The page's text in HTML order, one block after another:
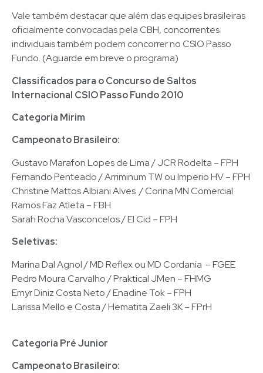
Vale também destacar que além das equipes brasileiras
oficialmente convocadas pela CBH, concorrentes
individuais também podem concorrer no CSIO Passo
Fundo. (Aguarde em breve o programa)
Classificados para o Concurso de Saltos
Internacional CSIO Passo Fundo 2010
Categoria Mirim
Campeonato Brasileiro:
Gustavo Marafon Lopes de Lima / JCR Rodelta – FPH
Fernando Penteado / Arriminum TW ou Imperio HV – FPH
Christine Mattos Albiani Alves / Corina MN Comercial
Ramos Faz Atleta – FBH
Sarah Rocha Vasconcelos / El Cid – FPH
Seletivas:
Marina Dal Agnol / MD Reflex ou MD Cordania – FGEE
Pedro Moura Carvalho / Praktical JMen – FHMG
Emyr Diniz Costa Neto / Enadine Tok – FPH
Larissa Mello e Costa / Hematita Zaeli 3K – FPrH
Categoria Pré Junior
Campeonato Brasileiro: